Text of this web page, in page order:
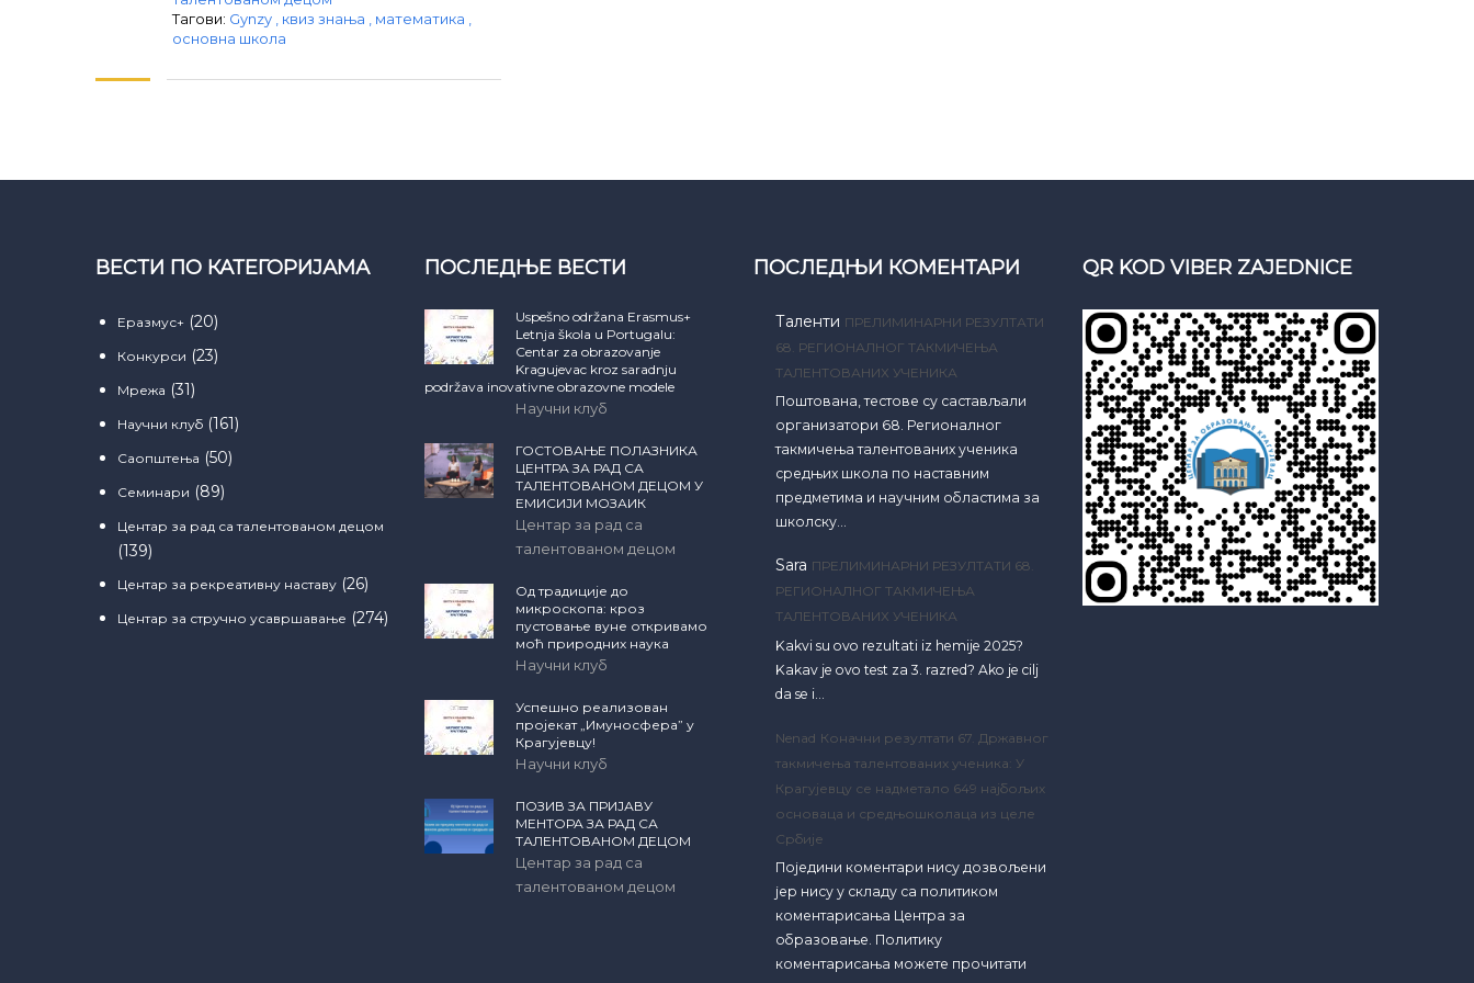
Тагови: Gynzy квиз знања математика
основна школа
ВЕСТИ ПО КАТЕГОРИЈАМА
Еразмус+ (20)
Конкурси (23)
Мрежа (31)
Научни клуб (161)
Саопштења (50)
Семинари (89)
Центар за рад са талентованом децом
(139)
Центар за рекреативну наставу (26)
Центар за стручно усавршавање (274)
ПОСЛЕДЊЕ ВЕСТИ
Uspešno održana Erasmus+
Letnja škola u Portugalu:
Centar za obrazovanje
Kragujevac kroz saradnju
podržava inovativne obrazovne modele
Научни клуб
ГОСТОВАЊЕ ПОЛАЗНИКА
ЦЕНТРА ЗА РАД СА
ТАЛЕНТОВАНОМ ДЕЦОМ У
ЕМИСИЈИ МОЗАИК
Центар за рад са
талентованом децом
Од традиције до
микроскопа: кроз
пустовање вуне откривамо
моћ природних наука
Научни клуб
Успешно реализован
пројекат „Имуносфера” у
Крагујевцу!
Научни клуб
ПОЗИВ ЗА ПРИЈАВУ
МЕНТОРА ЗА РАД СА
ТАЛЕНТОВАНОМ ДЕЦОМ
Центар за рад са
талентованом децом
ПОСЛЕДЊИ КОМЕНТАРИ
Таленти ПРЕЛИМИНАРНИ РЕЗУЛТАТИ
68. РЕГИОНАЛНОГ ТАКМИЧЕЊА
ТАЛЕНТОВАНИХ УЧЕНИКА
Поштована, тестове су састављали
организатори 68. Регионалног
такмичења талентованих ученика
средњих школа по наставним
предметима и научним областима за
школску…
Sara ПРЕЛИМИНАРНИ РЕЗУЛТАТИ 68.
РЕГИОНАЛНОГ ТАКМИЧЕЊА
ТАЛЕНТОВАНИХ УЧЕНИКА
Kakvi su ovo rezultati iz hemije 2025?
Kakav je ovo test za 3. razred? Ako je cilj
da se i…
Nenad Коначни резултати 67. Државног
такмичења талентованих ученика: У
Крагујевцу се надметало 649 најбољих
основаца и средњошколаца из целе
Србије
Поједини коментари нису дозвољени
јер нису у складу са политиком
коментарисања Центра за
образовање. Политику
коментарисања можете прочитати
QR KOD VIBER ZAJEDNICE